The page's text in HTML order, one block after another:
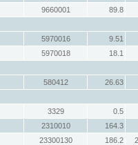
9660001
89.8
5970016
9.51
5970018
18.1
580412
26.63
3329
0.5
2310010
164.3
23300130 186.2